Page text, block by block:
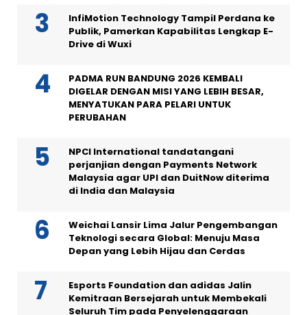
InfiMotion Technology Tampil Perdana ke
Publik, Pamerkan Kapabilitas Lengkap E-
Drive di Wuxi
PADMA RUN BANDUNG 2026 KEMBALI
DIGELAR DENGAN MISI YANG LEBIH BESAR,
MENYATUKAN PARA PELARI UNTUK
PERUBAHAN
NPCI International tandatangani
perjanjian dengan Payments Network
Malaysia agar UPI dan DuitNow diterima
di India dan Malaysia
Weichai Lansir Lima Jalur Pengembangan
Teknologi secara Global: Menuju Masa
Depan yang Lebih Hijau dan Cerdas
Esports Foundation dan adidas Jalin
Kemitraan Bersejarah untuk Membekali
Seluruh Tim pada Penyelenggaraan